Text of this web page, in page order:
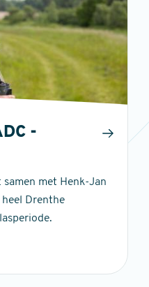
-
met Henk-Jan
Drenthe